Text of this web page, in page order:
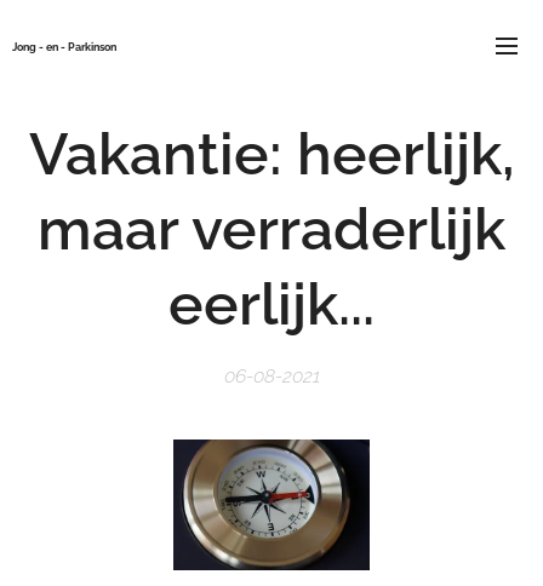
Jong - en - Parkinson
Vakantie: heerlijk,
maar verraderlijk
eerlijk...
06-08-2021